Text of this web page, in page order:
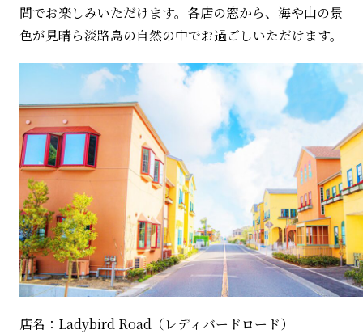
間でお楽しみいただけます。各店の窓から、海や山の景
色が見晴ら淡路島の自然の中でお過ごしいただけます。
店名：Ladybird Road（レディバードロード）